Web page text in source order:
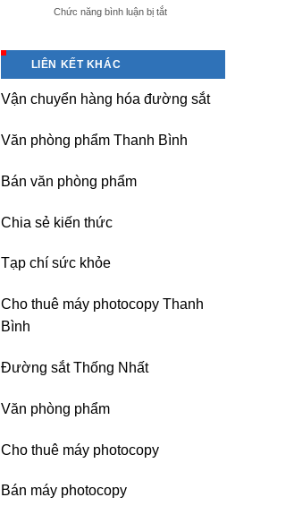
giá
Yên,
Phòng-
sau
Chức năng bình luận bị tắtở
photocopy
chuyên
nghiệp
LIÊN KẾT KHÁC
Vận chuyển hàng hóa đường sắt
Văn phòng phẩm Thanh Bình
Bán văn phòng phẩm
Chia sẻ kiến thức
Tạp chí sức khỏe
Cho thuê máy photocopy Thanh
Bình
Đường sắt Thống Nhất
Văn phòng phẩm
Cho thuê máy photocopy
Bán máy photocopy